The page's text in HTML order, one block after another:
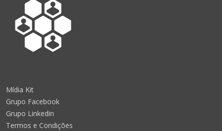
Mídia Kit
Grupo Facebook
Grupo Linkedin
Termos e Condições